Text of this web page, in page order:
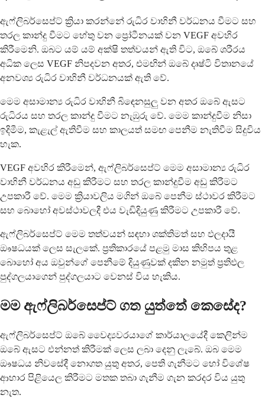
ඇෆ්ලිබර්සෙප්ට් ක්‍රියා කරන්නේ රුධිර වාහිනී වර්ධනය වීමට සහ
තරල කාන්දු වීමට හේතු වන ප්‍රෝටීනයක් වන VEGF අවහිර
කිරීමෙනි. ඔබට යම් යම් අක්ෂි තත්වයන් ඇති විට, ඔබේ ශරීරය
අධික ලෙස VEGF නිපදවන අතර, එමඟින් ඔබේ දෘෂ්ටි විතානයේ
අනවශ්‍ය රුධිර වාහිනී වර්ධනයක් ඇති වේ.
මෙම අසාමාන්‍ය රුධිර වාහිනී බිඳෙනසුලු වන අතර ඔබේ ඇසට
රුධිරය සහ තරල කාන්දු වීමට නැඹුරු වේ. මෙම කාන්දුවීම නිසා
ඉදිමීම, කැළැල් ඇතිවීම සහ කාලයත් සමඟ පෙනීම නැතිවීම සිදුවිය
හැක.
VEGF අවහිර කිරීමෙන්, ඇෆ්ලිබර්සෙප්ට් මෙම අසාමාන්‍ය රුධිර
වාහිනී වර්ධනය අඩු කිරීමට සහ තරල කාන්දුවීම අඩු කිරීමට
උපකාරී වේ. මෙම ක්‍රියාවලිය මගින් ඔබේ පෙනීම ස්ථාවර කිරීමට
සහ බොහෝ අවස්ථාවලදී එය වැඩිදියුණු කිරීමට උපකාරී වේ.
ඇෆ්ලිබර්සෙප්ට් මෙම තත්වයන් සඳහා ශක්තිමත් සහ ඵලදායී
ඖෂධයක් ලෙස සැලකේ. ප්‍රතිකාරයේ පළමු මාස ​​කිහිපය තුළ
බොහෝ අය ඔවුන්ගේ පෙනීමේ දියුණුවක් දකින නමුත් ප්‍රතිඵල
පුද්ගලයාගෙන් පුද්ගලයාට වෙනස් විය හැකිය.
මම ඇෆ්ලිබර්සෙප්ට් ගත යුත්තේ කෙසේද?
ඇෆ්ලිබර්සෙප්ට් ඔබේ වෛද්‍යවරයාගේ කාර්යාලයේදී කෙලින්ම
ඔබේ ඇසට එන්නත් කිරීමක් ලෙස ලබා දෙනු ලැබේ. ඔබ මෙම
ඖෂධය නිවසේදී නොගත යුතු අතර, පෙති ගැනීමට හෝ විශේෂ
ආහාර පිළියෙල කිරීමට මතක තබා ගැනීම ගැන කරදර විය යුතු
නැත.